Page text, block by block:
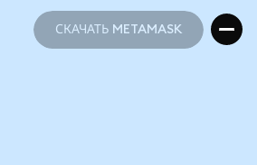
СКАЧАТЬ METAMASK